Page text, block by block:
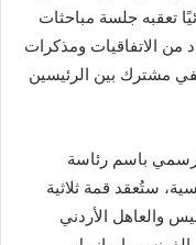
تعقبه جلسة مباحثات
من الاتفاقيات ومذكرات
مشترك بين الرئيسين
باسم رئاسة
ستُعقد قمة ثلاثية
والعاهل الأردني